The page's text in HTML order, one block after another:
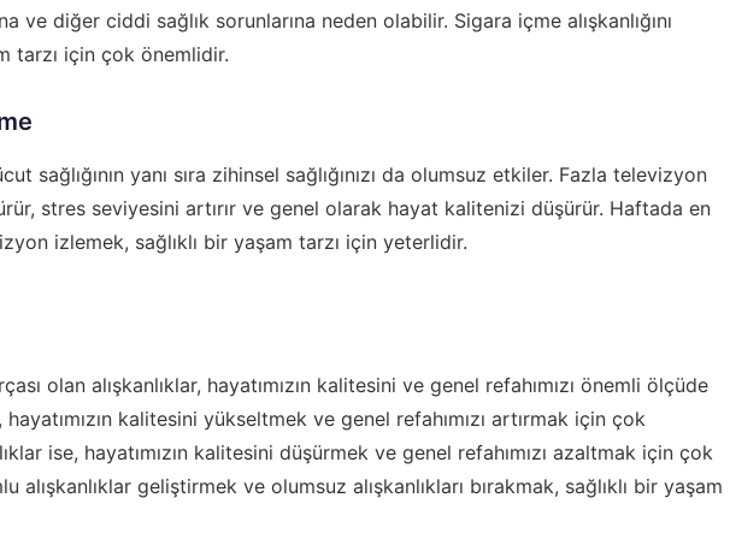
ve diğer ciddi sağlık sorunlarına neden olabilir. Sigara içme alışkanlığını
tarzı için çok önemlidir.
sağlığının yanı sıra zihinsel sağlığınızı da olumsuz etkiler. Fazla televizyon
stres seviyesini artırır ve genel olarak hayat kalitenizi düşürür. Haftada en
izlemek, sağlıklı bir yaşam tarzı için yeterlidir.
olan alışkanlıklar, hayatımızın kalitesini ve genel refahımızı önemli ölçüde
hayatımızın kalitesini yükseltmek ve genel refahımızı artırmak için çok
ise, hayatımızın kalitesini düşürmek ve genel refahımızı azaltmak için çok
alışkanlıklar geliştirmek ve olumsuz alışkanlıkları bırakmak, sağlıklı bir yaşam